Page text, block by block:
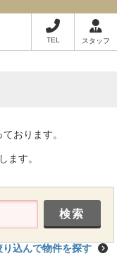
TEL スタッフ
おります。
ます。
り込んで物件を探す